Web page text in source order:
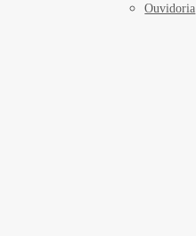
Ouvidoria